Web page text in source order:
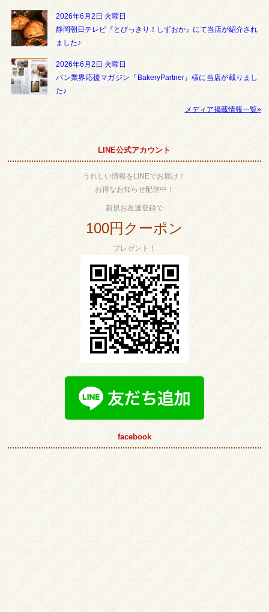
2026年6月2日 火曜日
静岡朝日テレビ『とびっきり！しずおか』にて当店が紹介され
ました♪
2026年6月2日 火曜日
パン業界応援マガジン『BakeryPartner』様に当店が載りまし
た♪
メディア掲載情報一覧»
LINE公式アカウント
うれしい情報をLINEでお届け！
お得なお知らせ配信中！
新規お友達登録で
100円クーポン
プレゼント！
facebook